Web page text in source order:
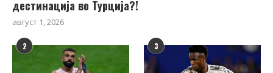
дестинација во Турција?!
август 1, 2026
2 3